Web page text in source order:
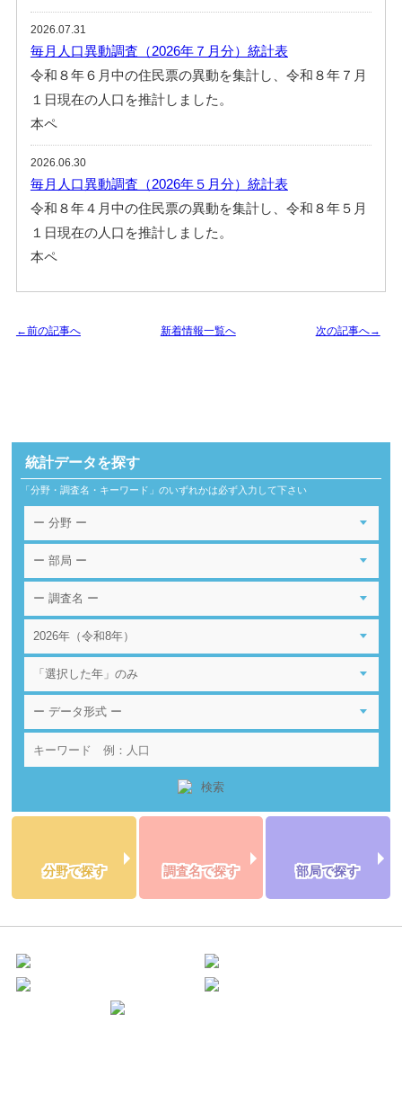
2026.07.31
毎月人口異動調査（2026年７月分）統計表
令和８年６月中の住民票の異動を集計し、令和８年７月
１日現在の人口を推計しました。
本ペ
2026.06.30
毎月人口異動調査（2026年５月分）統計表
令和８年４月中の住民票の異動を集計し、令和８年５月
１日現在の人口を推計しました。
本ペ
←前の記事へ 新着情報一覧へ 次の記事へ→
統計データを探す
「分野・調査名・キーワード」のいずれかは必ず入力して下さい
分野で探す 調査名で探す 部局で探す